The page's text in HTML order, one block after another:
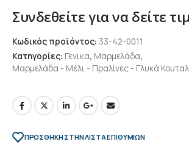
Συνδεθείτε για να δείτε
Κωδικός προϊόντος: 33-42-0011
Κατηγορίες: Γενικα, Μαρμελάδα,
Μαρμελάδα - Μέλι - Πραλίνες - Γλυκά
ΠΡΌΣΘΉΚΗ ΣΤΗΝ ΛΊΣΤΑ ΕΠΙΘΥΜΙΏΝ